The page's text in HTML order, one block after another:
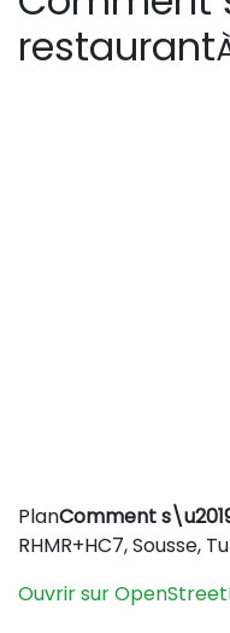
restaurant
+
PlanComment
RHMR+HC7, Sousse,
Ouvrir sur